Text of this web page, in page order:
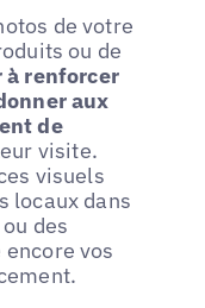
de votre
ou de
à renforcer
aux
de
visite.
visuels
locaux dans
des
vos